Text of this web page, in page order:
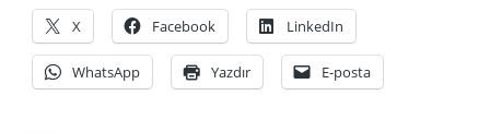
X Facebook LinkedIn
WhatsApp Yazdır E-posta